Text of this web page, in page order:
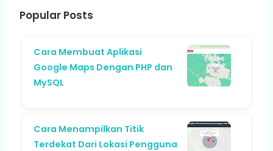
Popular Posts
Cara Membuat Aplikasi
Google Maps Dengan PHP dan
MySQL
Cara Menampilkan Titik
Terdekat Dari Lokasi Pengguna